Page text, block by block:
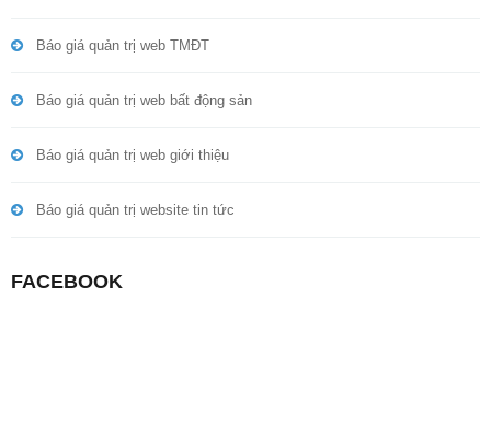
Báo giá quản trị web TMĐT
Báo giá quản trị web bất động sản
Báo giá quản trị web giới thiệu
Báo giá quản trị website tin tức
FACEBOOK